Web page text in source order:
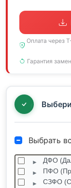
Оплата через
Гарантия
Выбрать
ДФО
ПФО
СЗФО